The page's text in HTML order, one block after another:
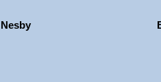
Nesby